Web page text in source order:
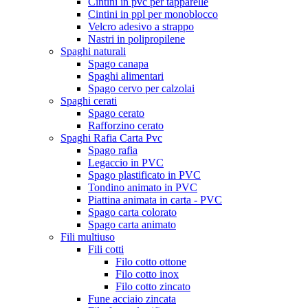
Cintini in ppl per monoblocco
Velcro adesivo a strappo
Nastri in polipropilene
Spaghi naturali
Spago canapa
Spaghi alimentari
Spago cervo per calzolai
Spaghi cerati
Spago cerato
Rafforzino cerato
Spaghi Rafia Carta Pvc
Spago rafia
Legaccio in PVC
Spago plastificato in PVC
Tondino animato in PVC
Piattina animata in carta - PVC
Spago carta colorato
Spago carta animato
Fili multiuso
Fili cotti
Filo cotto ottone
Filo cotto inox
Filo cotto zincato
Fune acciaio zincata